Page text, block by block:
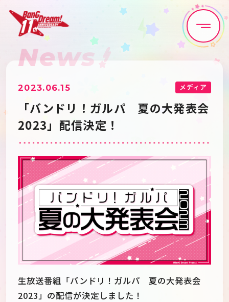
Home News
Live•Event Discography
Artist
Game Media
Schedule About
Goods
News
2023.06.15 メディア
「バンドリ！ガルパ 夏の大発表会
2023」配信決定！
生放送番組「バンドリ！ガルパ 夏の大発表会
2023」の配信が決定しました！